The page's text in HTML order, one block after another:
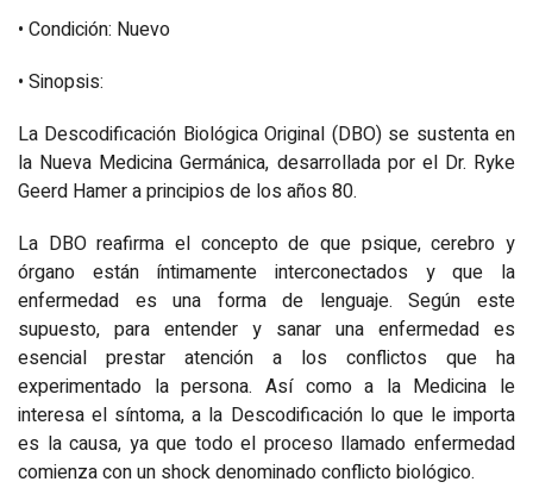
• Condición: Nuevo
• Sinopsis:
La Descodificación Biológica Original (DBO) se sustenta en
la Nueva Medicina Germánica, desarrollada por el Dr. Ryke
Geerd Hamer a principios de los años 80.
La DBO reafirma el concepto de que psique, cerebro y
órgano están íntimamente interconectados y que la
enfermedad es una forma de lenguaje. Según este
supuesto, para entender y sanar una enfermedad es
esencial prestar atención a los conflictos que ha
experimentado la persona. Así como a la Medicina le
interesa el síntoma, a la Descodificación lo que le importa
es la causa, ya que todo el proceso llamado enfermedad
comienza con un shock denominado conflicto biológico.